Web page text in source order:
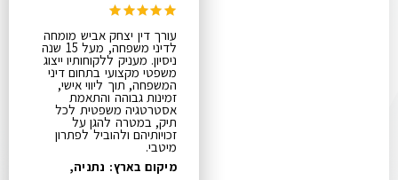
עורך דין יצחק אביש מומחה
לדיני משפחה, מעל 15 שנה
ניסיון. מעניק ללקוחותיו ייצוג
משפטי מקצועי בתחום דיני
המשפחה, תוך ליווי אישי,
זמינות גבוהה והתאמת
אסטרטגיה משפטית לכל
תיק, במטרה להגן על
זכויותיהם ולהוביל לפתרון
מיטבי.
מיקום בארץ: נתניה,